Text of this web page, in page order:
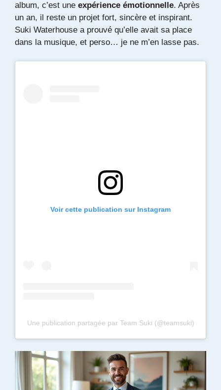
album, c’est une expérience émotionnelle. Après
un an, il reste un projet fort, sincère et inspirant.
Suki Waterhouse a prouvé qu’elle avait sa place
dans la musique, et perso… je ne m’en lasse pas.
Voir cette publication sur Instagram
Une publication partagée par Team Suki (@teamsuki)